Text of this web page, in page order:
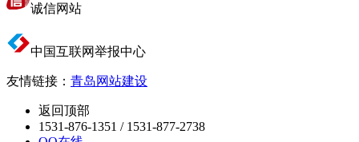
诚信网站
中国互联网举报中心
友情链接： 青岛网站建设
返回顶部
1531-876-1351 / 1531-877-2738